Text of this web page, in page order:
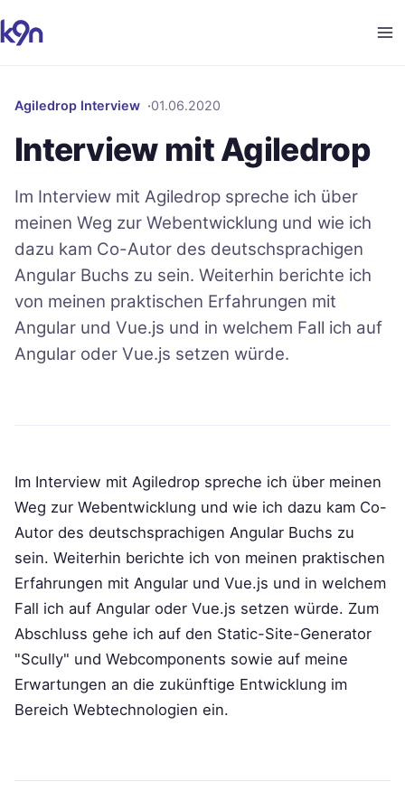
Agiledrop Interview 01.06.2020
Interview mit Agiledrop
Im Interview mit Agiledrop spreche ich über
meinen Weg zur Webentwicklung und wie ich
dazu kam Co-Autor des deutschsprachigen
Angular Buchs zu sein. Weiterhin berichte ich
von meinen praktischen Erfahrungen mit
Angular und Vue.js und in welchem Fall ich auf
Angular oder Vue.js setzen würde.
Im Interview mit Agiledrop spreche ich über meinen
Weg zur Webentwicklung und wie ich dazu kam Co-
Autor des deutschsprachigen Angular Buchs zu
sein. Weiterhin berichte ich von meinen praktischen
Erfahrungen mit Angular und Vue.js und in welchem
Fall ich auf Angular oder Vue.js setzen würde. Zum
Abschluss gehe ich auf den Static-Site-Generator
"Scully" und Webcomponents sowie auf meine
Erwartungen an die zukünftige Entwicklung im
Bereich Webtechnologien ein.